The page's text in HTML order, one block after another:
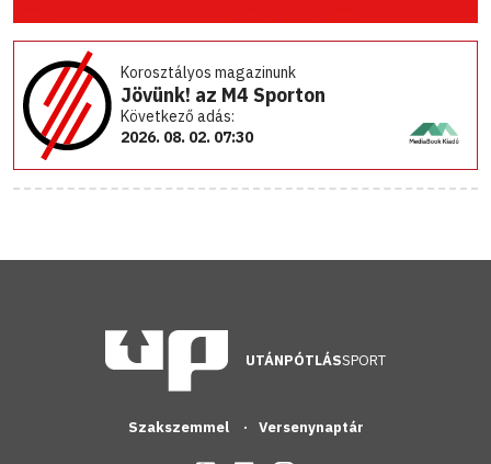
Korosztályos magazinunk
Jövünk! az M4 Sporton
Következő adás:
2026. 08. 02. 07:30
UTÁNPÓTLÁSSPORT
Szakszemmel Versenynaptár